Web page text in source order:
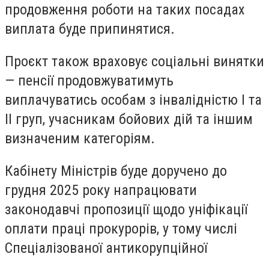
продовження роботи на таких посадах
виплата буде припинятися.
Проєкт також враховує соціальні винятки
— пенсії продовжуватимуть
виплачуватись особам з інвалідністю I та
II груп, учасникам бойових дій та іншим
визначеним категоріям.
Кабінету Міністрів буде доручено до
грудня 2025 року напрацювати
законодавчі пропозиції щодо уніфікації
оплати праці прокурорів, у тому числі
Спеціалізованої антикорупційної